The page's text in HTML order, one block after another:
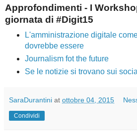
Approfondimenti - I
giornata di #Digit15
L'amministrazione digitale
dovrebbe essere
Journalism fot the future
Se le notizie si trovano sui social
SaraDurantini at ottobre 04, 2015
Condividi